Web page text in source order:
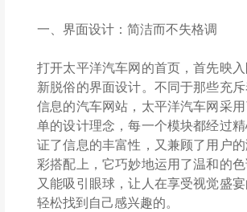
一、界面设计：简洁而不失格调
打开太平洋汽车网的首页，首先映
新脱俗的界面设计。不同于那些充
信息的汽车网站，太平洋汽车网采
单的设计理念，每一个模块都经过
证了信息的丰富性，又兼顾了用户
彩搭配上，它巧妙地运用了温和的
又能吸引眼球，让人在享受视觉盛
轻松找到自己感兴趣的。